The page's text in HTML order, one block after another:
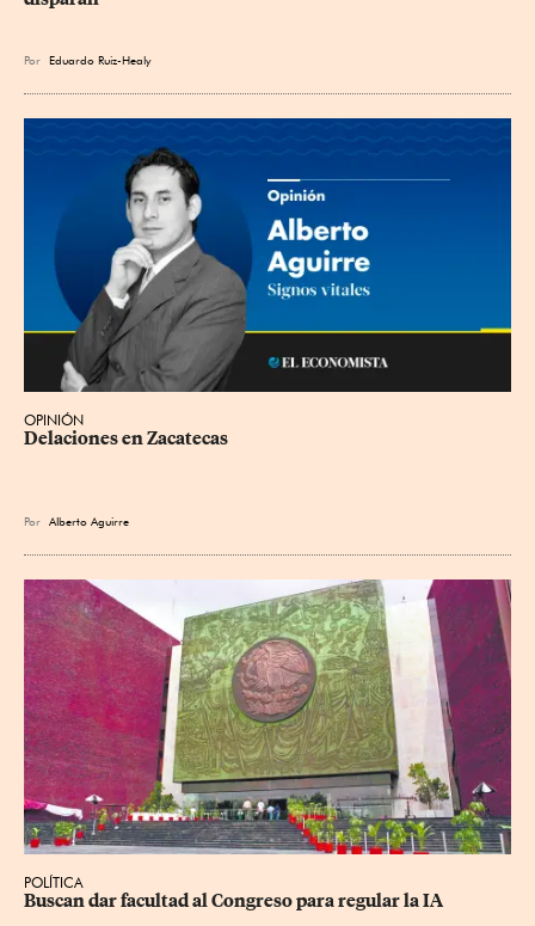
Por Eduardo Ruiz-Healy
OPINIÓN
Delaciones en Zacatecas
Por Alberto Aguirre
POLÍTICA
Buscan dar facultad al Congreso para regular la IA